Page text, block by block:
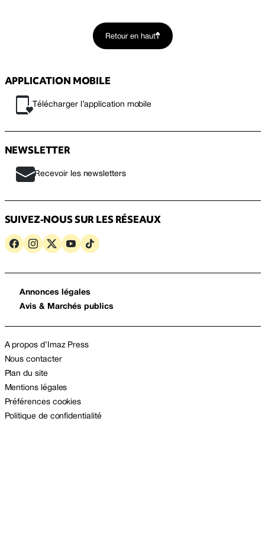
Retour en haut
APPLICATION MOBILE
Télécharger l’application mobile
NEWSLETTER
Recevoir les newsletters
SUIVEZ-NOUS SUR LES RÉSEAUX
Annonces légales
Avis & Marchés publics
A propos d’Imaz Press
Nous contacter
Plan du site
Mentions légales
Préférences cookies
Politique de confidentialité